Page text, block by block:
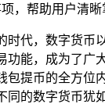
，帮助用户清晰
时代，数字货币
功能，成为了广
包提币的全方
同的数字货币犹